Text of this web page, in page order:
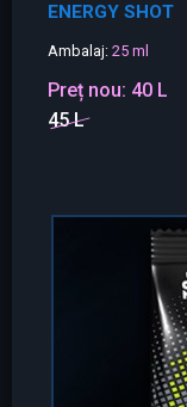
ENERGY SHOT
Ambalaj: 25 ml
Preț nou: 40 L
45 L